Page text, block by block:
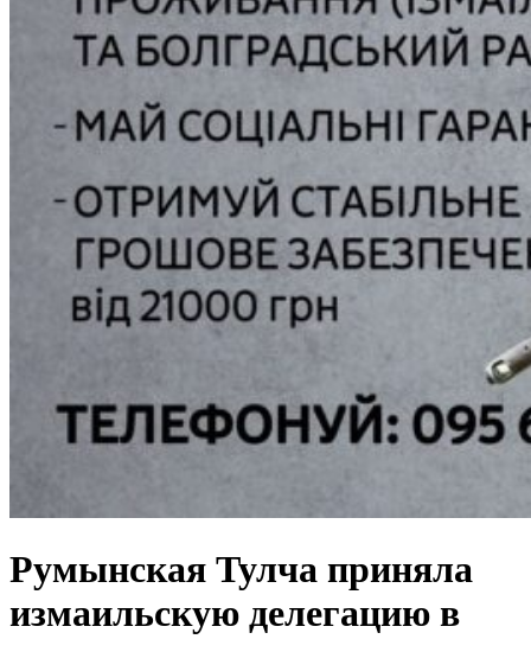
Румынская Тулча приняла
измаильскую делегацию в